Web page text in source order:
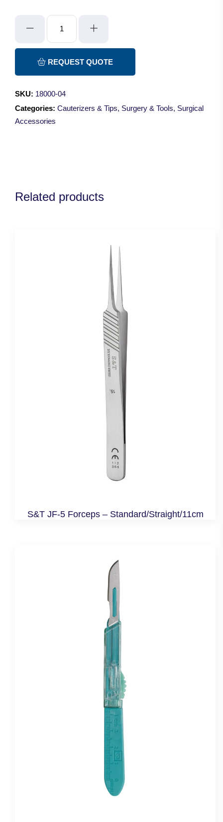
Tip
Small
Cauterizer
quantity
REQUEST QUOTE
SKU: 18000-04
Categories: Cauterizers & Tips, Surgery & Tools, Surgical
Accessories
Related products
S&T JF-5 Forceps – Standard/Straight/11cm